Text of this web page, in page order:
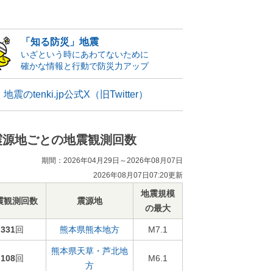
「知る防災」地震
いざという時にあわてないために
確かな情報と行動で防災力アップ
地震のtenki.jp公式X（旧Twitter）
源地ごとの地震観測回数
期間：2026年04月29日～2026年08月07日
2026年08月07日07:20更新
観測回数 震源地
地震規模
の最大
331回 熊本県熊本地方 M7.1
108回
熊本県天草・芦北地
方
M6.1